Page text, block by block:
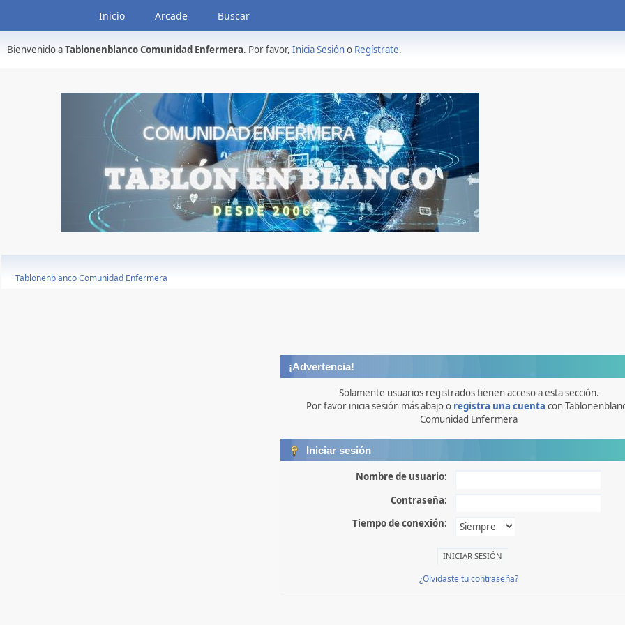
Inicio Arcade Buscar
Bienvenido aTablonenblanco Comunidad Enfermera. Por favor, Inicia Sesióno Regístrate.
Tablonenblanco Comunidad Enfermera
¡Advertencia!
Solamente usuarios registrados tienen acceso a esta sección.
Por favor inicia sesión más abajo o registra una cuenta con
Comunidad Enfermera
Iniciar sesión
Nombre de usuario:
Contraseña:
Tiempo de conexión:
¿Olvidaste tu contraseña?